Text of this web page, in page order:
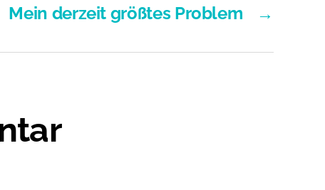
→
Mein derzeit größtes Problem